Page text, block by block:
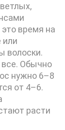
время на
волоски.
Обычно
нужно 6–8
от 4–6.
расти